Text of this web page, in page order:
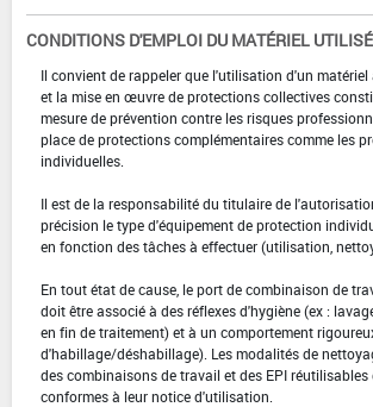
CONDITIONS D'EMPLOI DU MATÉRIEL UTILISÉ
Il convient de rappeler que l'utilisation d'un matériel
et la mise en œuvre de protections collectives
mesure de prévention contre les risques
place de protections complémentaires comme les
individuelles.
Il est de la responsabilité du titulaire de
précision le type d'équipement de protection
en fonction des tâches à effectuer (utilisation,
En tout état de cause, le port de combinaison de
doit être associé à des réflexes d'hygiène (ex :
en fin de traitement) et à un comportement
d'habillage/déshabillage). Les modalités de
des combinaisons de travail et des EPI réutilisables
conformes à leur notice d'utilisation.